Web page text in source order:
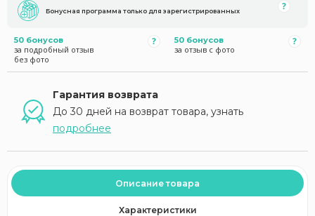
Бонусная программа только для зарегистрированных
50 бонусов
за подробный отзыв
без фото
50 бонусов
за отзыв с фото
Гарантия возврата
До 30 дней на возврат товара, узнать
подробнее
Описание товара
Характеристики